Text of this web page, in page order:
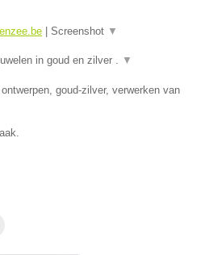
Screenshot ▼
in goud en zilver . ▼
goud-zilver, verwerken van